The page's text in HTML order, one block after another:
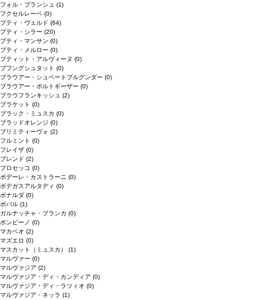
フォル・ブランシュ (1)
フクセルレーベ (0)
プティ・ヴェルド (64)
プティ・シラー (20)
プティ・マンサン (0)
プティ・メルロー (0)
プティット・アルヴィーヌ (0)
プフングシュタット (0)
ブラウアー・シュペートブルグンダー (0)
ブラウアー・ポルトギーザー (0)
ブラウフランキッシュ (2)
ブラケット (0)
ブラック・ミュスカ (0)
ブラッドオレンジ (0)
プリミティーヴォ (2)
フルミント (0)
フレイザ (0)
ブレンド (2)
プロセッコ (0)
ポデーレ・カストラーニ (0)
ボデガスアルタディ (0)
ボナルダ (0)
ボバル (1)
ガルナッチャ・ブランカ (0)
ボンビーノ (0)
マカベオ (2)
マズエロ (0)
マスカット（ミュスカ） (1)
マルヴァー (0)
マルヴァジア (2)
マルヴァジア・ディ・カンディア (0)
マルヴァジア・ディ・ラツィオ (0)
マルヴァジア・ネッラ (1)